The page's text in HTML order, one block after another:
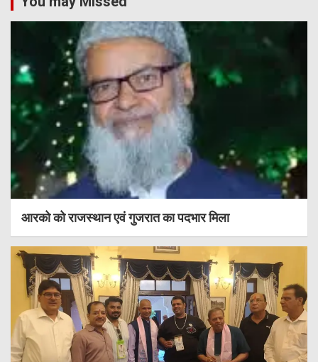
आरको को राजस्थान एवं गुजरात का पदभार मिला